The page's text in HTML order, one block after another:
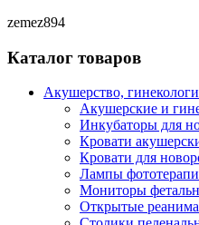
zemez894
Каталог товаров
Акушерство,
Акушерские и
Инкубаторы для
Кровати
Кровати для
Лампы
Мониторы
Открытые